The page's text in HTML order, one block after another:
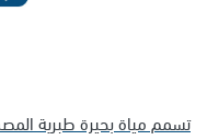
تسمم مياة بحيرة طبرية